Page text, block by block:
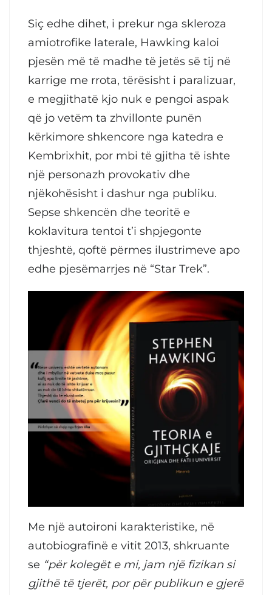
Siç edhe dihet, i prekur nga skleroza
amiotrofike laterale, Hawking kaloi
pjesën më të madhe të jetës së tij në
karrige me rrota, tërësisht i paralizuar,
e megjithatë kjo nuk e pengoi aspak
që jo vetëm ta zhvillonte punën
kërkimore shkencore nga katedra e
Kembrixhit, por mbi të gjitha të ishte
një personazh provokativ dhe
njëkohësisht i dashur nga publiku.
Sepse shkencën dhe teoritë e
koklavitura tentoi t’i shpjegonte
thjeshtë, qoftë përmes ilustrimeve apo
edhe pjesëmarrjes në “Star Trek”.
Me një autoironi karakteristike, në
autobiografinë e vitit 2013, shkruante
se “për kolegët e mi, jam një fizikan si
gjithë të tjerët, por për publikun e gjerë